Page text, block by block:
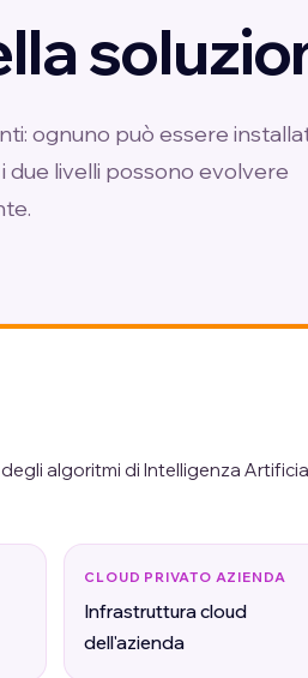
ognuno può essere
due livelli possono evolvere
algoritmi di Intelligenza
CLOUD PRIVATO AZIENDA
Infrastruttura cloud
dell'azienda